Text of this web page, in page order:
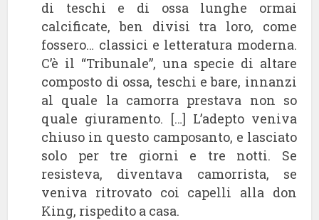
di teschi e di ossa lunghe ormai
calcificate, ben divisi tra loro, come
fossero… classici e letteratura moderna.
C’è il “Tribunale”, una specie di altare
composto di ossa, teschi e bare, innanzi
al quale la camorra prestava non so
quale giuramento. […] L’adepto veniva
chiuso in questo camposanto, e lasciato
solo per tre giorni e tre notti. Se
resisteva, diventava camorrista, se
veniva ritrovato coi capelli alla don
King, rispedito a casa.